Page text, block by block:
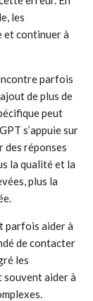
les
et continuer à
parfois
de plus de
peut
s’appuie sur
des réponses
la qualité et la
plus la
parfois aider à
de contacter
les
souvent aider à